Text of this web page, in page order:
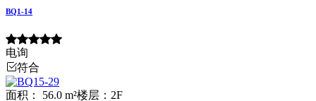
BQ1-14
电询
符合
面积： 56.0 m²楼层：2F